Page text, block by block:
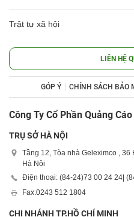
Trật tự xã hội
LIÊN HỆ
GÓP Ý CHÍNH SÁCH BẢO
Công Ty Cổ Phần Quảng
TRỤ SỞ HÀ NỘI
Tầng 12, Tòa nhà Geleximco ,
Hà Nội
Điện thoại: (84-24)73 00 24 24 |
Fax:0243 512 1804
CHI NHÁNH TP.HỒ CHÍ MINH